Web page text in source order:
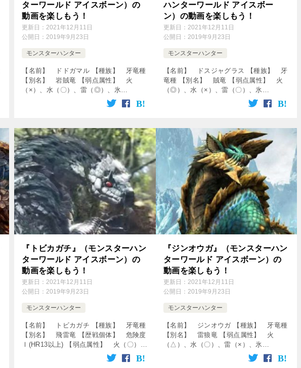
ターワールド アイスボーン）の
動画を楽しもう！
更新日：2021年12月11日
公開日：2019年9月23日
モンスターハンター
【名前】 ドドガマル 【種族】 牙竜種
【別名】 岩賊竜 【弱点属性】 火
（×）、水（〇）、雷（◎）、氷
（〇）、龍（△） 【破壊できる部位】
頭、前脚 【出現エリア】 龍結晶の地 ↓
[…]
ハンターワールド アイスボー
ン）の動画を楽しもう！
更新日： 2021年12月11日
公開日： 2019年9月23日
モンスターハンター
【名前】 ドスジャグラス 【種族】 牙
竜種 【別名】 賊竜 【弱点属性】 火
（◎）、水（×）、雷（〇）、氷
（〇）、龍（△） 【破壊できる部位】
頭、前脚、胴 【出現エリア】 古代樹の
[…]
『トビカガチ』（モンスターハン
ターワールド アイスボーン）の
動画を楽しもう！
更新日：2021年12月11日
公開日：2019年9月23日
モンスターハンター
【名前】 トビカガチ 【種族】 牙竜種
【別名】 飛雷竜 【歴戦個体】 危険度
Ⅰ(HR13以上) 【弱点属性】 火（〇）、
水（◎）、雷（×）、氷（〇）、龍
（△） 【破壊できる部位】 頭、前脚、
『ジンオウガ』（モンスターハン
ターワールド アイスボーン）の
動画を楽しもう！
更新日： 2021年12月11日
公開日： 2019年9月23日
モンスターハンター
【名前】 ジンオウガ 【種族】 牙竜種
【別名】 雷狼竜 【弱点属性】 火
（△）、水（〇）、雷（×）、氷
（◎）、龍（△） 【破壊できる部位】
頭、前脚、背中、尻尾 【出現エリア】